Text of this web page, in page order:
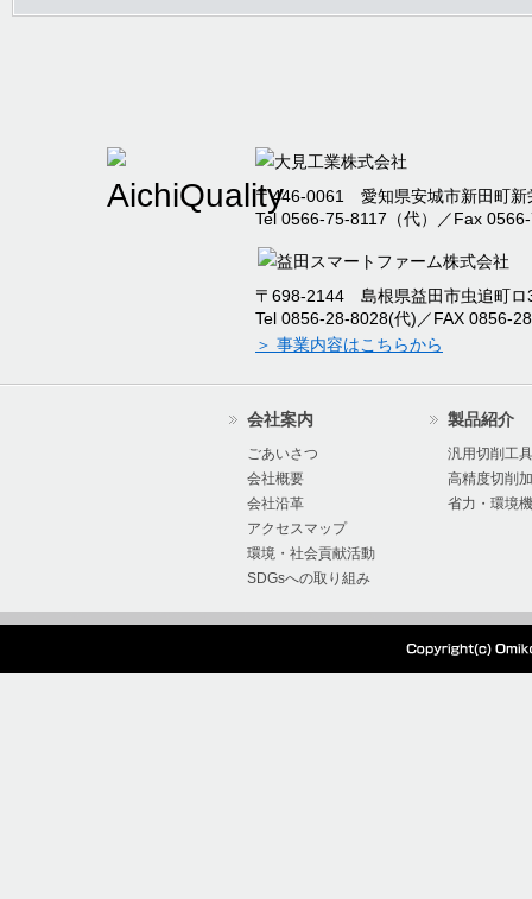
2025/04/09 臨時休業のお知らせ
2024年度冬季休暇の
本社新工場竣工のお
2024年度夏季休暇の
オーエムアイ 棚卸
『超硬Mドリル』の
た。
本社工場移設、生産
〒446-0061 愛知県安城市新田町新
Tel 0566-75-8117（代）／Fax
〒698-2144 島根県益田市虫追町ロ
Tel 0856-28-8028(代)／FAX 0856-
＞ 事業内容はこちらから
会社案内
ごあいさつ
会社概要
会社沿革
アクセスマップ
環境・社会貢献活動
SDGsへの取り組み
製品紹介
汎用切削工具
高精度切削
省力・環境